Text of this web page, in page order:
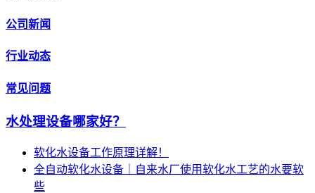
公司新闻
行业动态
常见问题
水处理设备哪家好？
软化水设备工作原理详解！
全自动软化水设备｜自来水厂使用软化水工艺的水要软
些